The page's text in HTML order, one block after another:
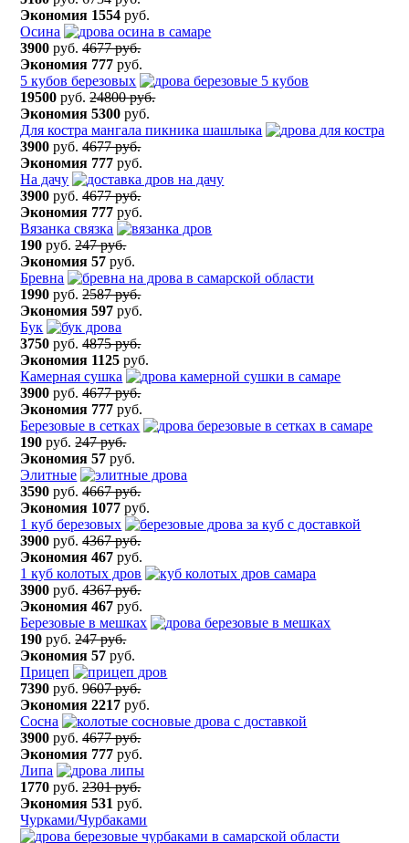
Экономия 1554 руб.
Осина
3900 руб.4677 руб.
Экономия 777 руб.
5 кубов березовых
19500 руб.24800 руб.
Экономия 5300 руб.
Для костра мангала пикника шашлыка
3900 руб.4677 руб.
Экономия 777 руб.
На дачу
3900 руб.4677 руб.
Экономия 777 руб.
Вязанка связка
190 руб.247 руб.
Экономия 57 руб.
Бревна
1990 руб.2587 руб.
Экономия 597 руб.
Бук
3750 руб.4875 руб.
Экономия 1125 руб.
Камерная сушка
3900 руб.4677 руб.
Экономия 777 руб.
Березовые в сетках
190 руб.247 руб.
Экономия 57 руб.
Элитные
3590 руб.4667 руб.
Экономия 1077 руб.
1 куб березовых
3900 руб.4367 руб.
Экономия 467 руб.
1 куб колотых дров
3900 руб.4367 руб.
Экономия 467 руб.
Березовые в мешках
190 руб.247 руб.
Экономия 57 руб.
Прицеп
7390 руб.9607 руб.
Экономия 2217 руб.
Сосна
3900 руб.4677 руб.
Экономия 777 руб.
Липа
1770 руб.2301 руб.
Экономия 531 руб.
Чурками/Чурбаками